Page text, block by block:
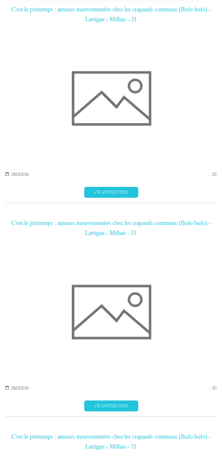
C'est le printemps : amours mouvementées chez les crapauds communs (Bufo bufo) -
Lartigau - Milhas - 31
28/03/2016 …
EN SAVOIR PLUS
C'est le printemps : amours mouvementées chez les crapauds communs (Bufo bufo) -
Lartigau - Milhas - 31
28/03/2016 …
EN SAVOIR PLUS
C'est le printemps : amours mouvementées chez les crapauds communs (Bufo bufo) -
Lartigau - Milhas - 31